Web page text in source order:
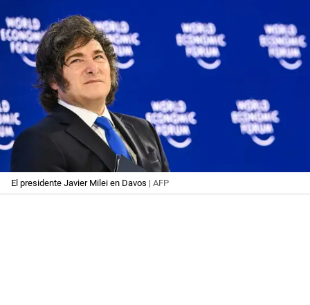
El presidente Javier Milei en Davos | AFP